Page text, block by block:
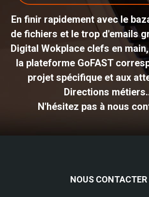
En finir rapidement avec le
de fichiers et le trop d'emails
Digital Wokplace clefs en
la plateforme GoFAST
projet spécifique et aux
Directions
N'hésitez pas à nous
NOUS CONTACTER